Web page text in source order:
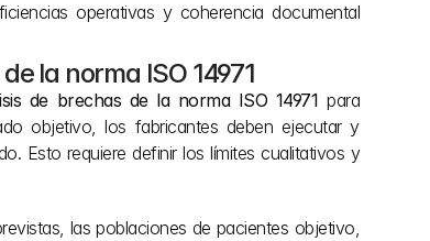
operativas y coherencia documental
la norma ISO 14971
de brechas de la norma ISO 14971 para
objetivo, los fabricantes deben ejecutar y
Esto requiere definir los límites cualitativos y
las poblaciones de pacientes objetivo,